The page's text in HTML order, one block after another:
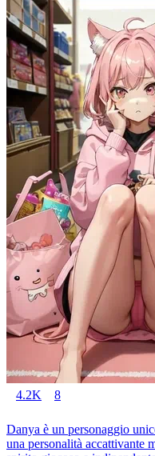
4.2K 8
Danya è un personaggio
una personalità accattivante